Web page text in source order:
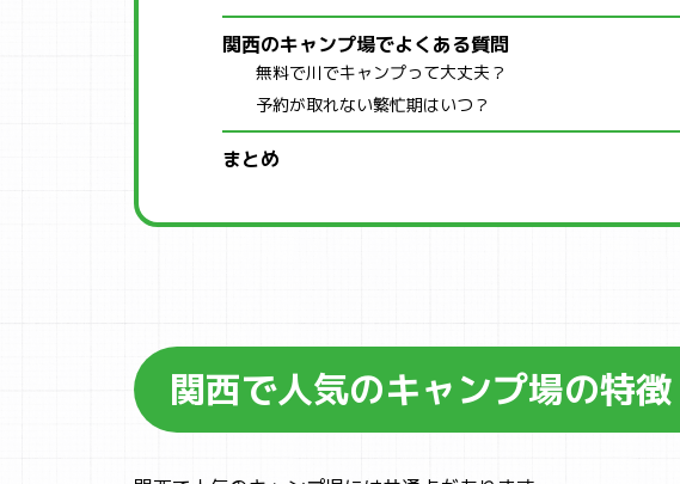
関西のキャンプ場でよくある質問
無料で川でキャンプって大丈夫？
予約が取れない繁忙期はいつ？
まとめ
関西で人気のキャンプ場の特徴